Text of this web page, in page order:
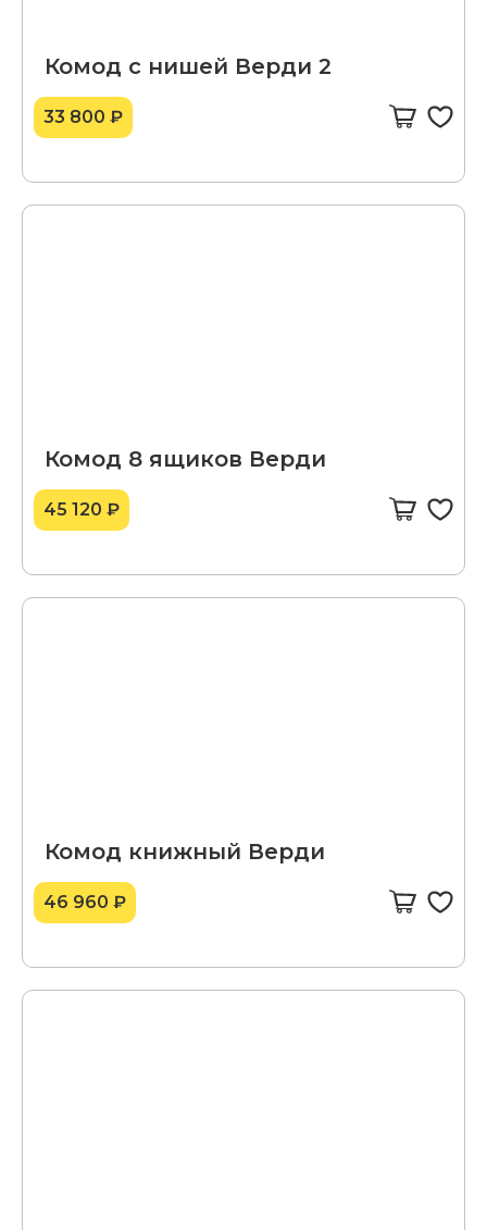
Комод с нишей Верди 2
33 800 ₽
Комод 8 ящиков Верди
45 120 ₽
Комод книжный Верди
46 960 ₽